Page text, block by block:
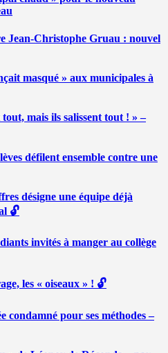
Jean-Christophe Gruau : nouvel
masqué » aux municipales à
mais ils salissent tout ! » –
défilent ensemble contre une
désigne une équipe déjà
🔓
invités à manger au collège
les « oiseaux » ! 🔓
condamné pour ses méthodes –